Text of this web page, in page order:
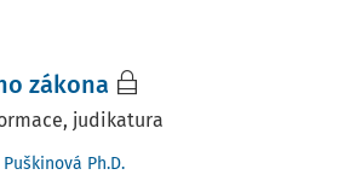
zákona
judikatura
Ph.D.